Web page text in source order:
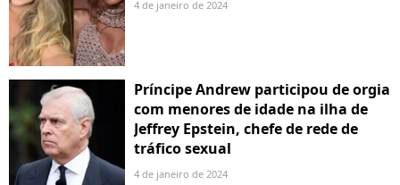
4 de janeiro de 2024
Príncipe Andrew participou de orgia
com menores de idade na ilha de
Jeffrey Epstein, chefe de rede de
tráfico sexual
4 de janeiro de 2024